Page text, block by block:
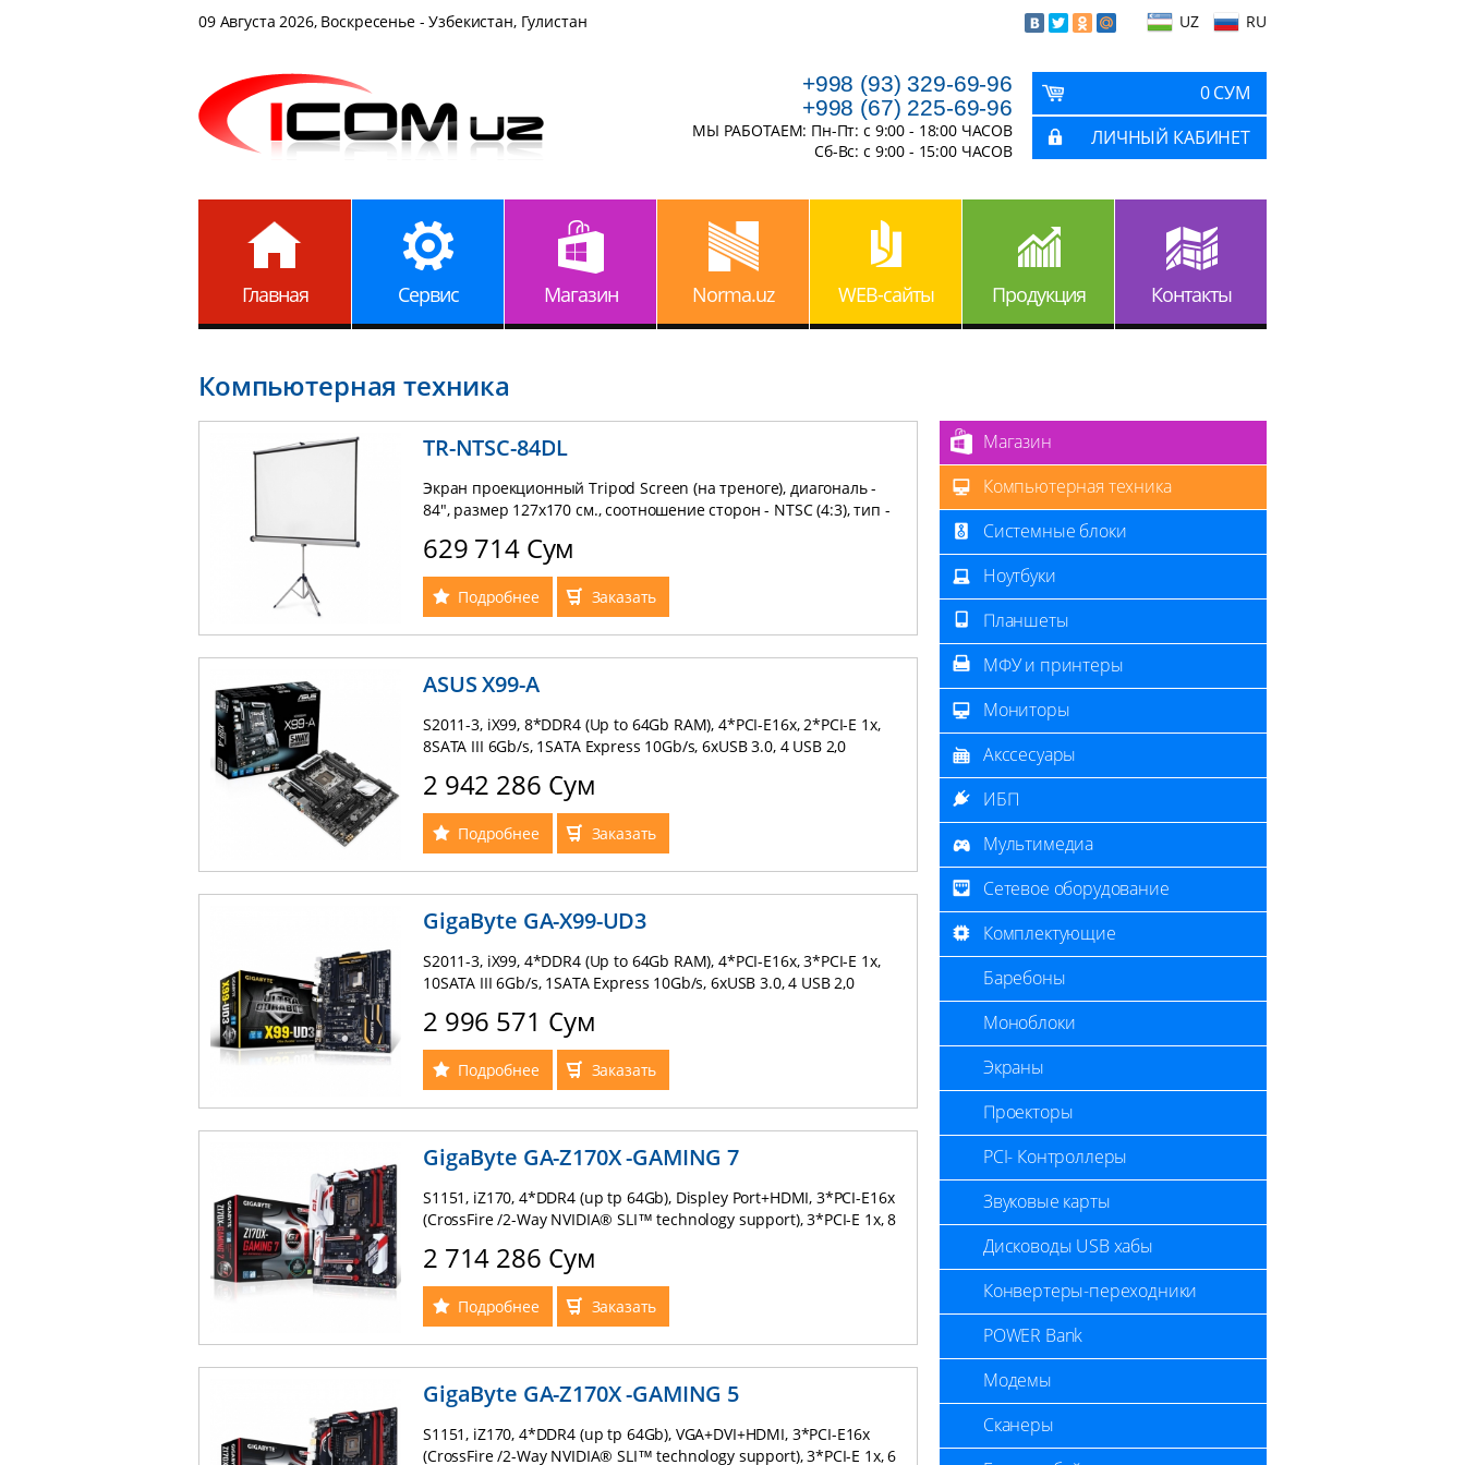
09 Августа 2026, Воскресенье - Узбекистан, Гулистан UZ RU
+998 (93) 329-69-96
+998 (67) 225-69-96
МЫ РАБОТАЕМ: Пн-Пт: с 9:00 - 18:00 ЧАСОВ
Сб-Вс: с 9:00 - 15:00 ЧАСОВ
0 СУМ
ЛИЧНЫЙ КАБИНЕТ
Главная Сервис Магазин Norma.uz WEB-сайты Продукция Контакты
Компьютерная техника
TR-NTSC-84DL
Экран проекционный Tripod Screen (на треноге), диагональ -
84", размер 127x170 см., соотношение сторон - NTSC (4:3), тип -
629 714 Сум
Подробнее Заказать
ASUS X99-A
S2011-3, iX99, 8*DDR4 (Up to 64Gb RAM), 4*PCI-E16x, 2*PCI-E 1x,
8SATA III 6Gb/s, 1SATA Express 10Gb/s, 6xUSB 3.0, 4 USB 2,0
AMD CrossFireX™/NVIDIA 4-Way/2-Way SLI technology, 8-ch sound
Realtek ALC1150, FullATX
2 942 286 Сум
Подробнее Заказать
GigaByte GA-X99-UD3
S2011-3, iX99, 4*DDR4 (Up to 64Gb RAM), 4*PCI-E16x, 3*PCI-E 1x,
10SATA III 6Gb/s, 1SATA Express 10Gb/s, 6xUSB 3.0, 4 USB 2,0
AMD CrossFireX™/NVIDIA 4-Way/2-Way SLI technology, 8-ch sound
Realtek ALC1150, FullATX
2 996 571 Сум
Подробнее Заказать
GigaByte GA-Z170X -GAMING 7
S1151, iZ170, 4*DDR4 (up tp 64Gb), Displey Port+HDMI, 3*PCI-E16x
(CrossFire /2-Way NVIDIA® SLI™ technology support), 3*PCI-Е 1х, 8
1, 5, 10), 2 x 1 GB Lan Qualcomm Atheros Killer E2400, 8-ch sound
Realtek ALC1150 support Sound Blaster X-Fi MB3 technology,
позолоченные разъемы, POST индикатор, Full ATX
2 714 286 Сум
Подробнее Заказать
GigaByte GA-Z170X -GAMING 5
S1151, iZ170, 4*DDR4 (up tp 64Gb), VGA+DVI+HDMI, 3*PCI-E16x
(CrossFire /2-Way NVIDIA® SLI™ technology support), 3*PCI-Е 1х, 6
Магазин
Компьютерная техника
Системные блоки
Ноутбуки
Планшеты
МФУ и принтеры
Мониторы
Акссесуары
ИБП
Мультимедиа
Сетевое оборудование
Комплектующие
Баребоны
Моноблоки
Экраны
Проекторы
PCI- Контроллеры
Звуковые карты
Дисководы USB хабы
Конвертеры-переходники
POWER Bank
Модемы
Сканеры